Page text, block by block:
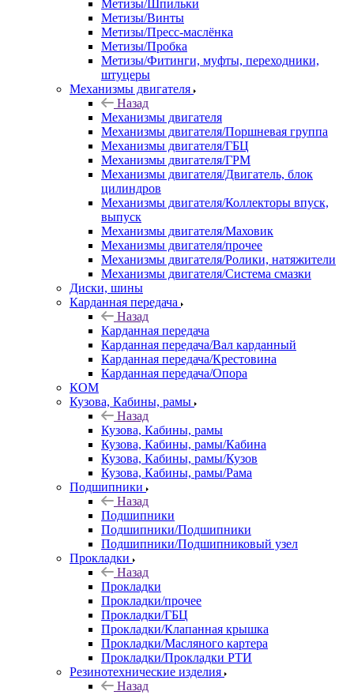
Метизы/Шпильки
Метизы/Винты
Метизы/Пресс-маслёнка
Метизы/Пробка
Метизы/Фитинги, муфты, переходники,
штуцеры
Механизмы двигателя
Назад
Механизмы двигателя
Механизмы двигателя/Поршневая группа
Механизмы двигателя/ГБЦ
Механизмы двигателя/ГРМ
Механизмы двигателя/Двигатель, блок
цилиндров
Механизмы двигателя/Коллекторы впуск,
выпуск
Механизмы двигателя/Маховик
Механизмы двигателя/прочее
Механизмы двигателя/Ролики, натяжители
Механизмы двигателя/Система смазки
Диски, шины
Карданная передача
Назад
Карданная передача
Карданная передача/Вал карданный
Карданная передача/Крестовина
Карданная передача/Опора
КОМ
Кузова, Кабины, рамы
Назад
Кузова, Кабины, рамы
Кузова, Кабины, рамы/Кабина
Кузова, Кабины, рамы/Кузов
Кузова, Кабины, рамы/Рама
Подшипники
Назад
Подшипники
Подшипники/Подшипники
Подшипники/Подшипниковый узел
Прокладки
Назад
Прокладки
Прокладки/прочее
Прокладки/ГБЦ
Прокладки/Клапанная крышка
Прокладки/Масляного картера
Прокладки/Прокладки РТИ
Резинотехнические изделия
Назад